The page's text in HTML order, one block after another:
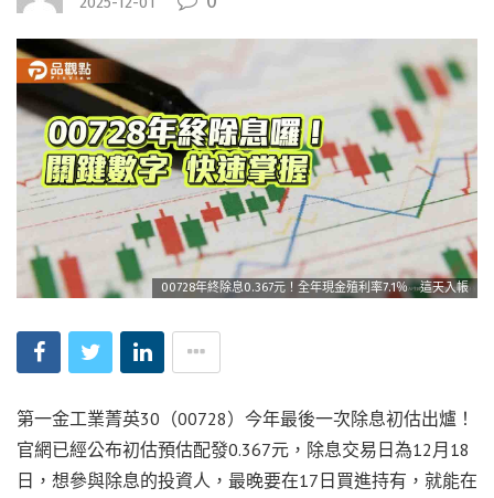
00728年終除息0.367元！全年現金殖利率7.1％ 這天入帳
第一金工業菁英30（00728）今年最後一次除息初估出爐！
官網已經公布初估預估配發0.367元，除息交易日為12月18
日，想參與除息的投資人，最晚要在17日買進持有，就能在